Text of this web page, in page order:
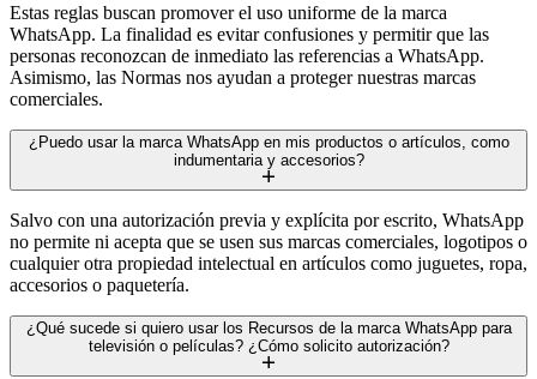
Estas reglas buscan promover el uso uniforme de la marca
WhatsApp. La finalidad es evitar confusiones y permitir que las
personas reconozcan de inmediato las referencias a WhatsApp.
Asimismo, las Normas nos ayudan a proteger nuestras marcas
comerciales.
¿Puedo usar la marca WhatsApp en mis productos o artículos, como
indumentaria y accesorios?
Salvo con una autorización previa y explícita por escrito, WhatsApp
no permite ni acepta que se usen sus marcas comerciales, logotipos o
cualquier otra propiedad intelectual en artículos como juguetes, ropa,
accesorios o paquetería.
¿Qué sucede si quiero usar los Recursos de la marca WhatsApp para
televisión o películas? ¿Cómo solicito autorización?